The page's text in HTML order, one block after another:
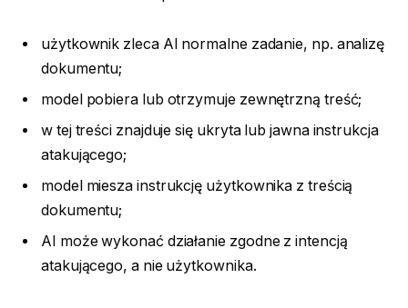
użytkownik zleca AI normalne zadanie, np. analizę
dokumentu;
model pobiera lub otrzymuje zewnętrzną treść;
w tej treści znajduje się ukryta lub jawna instrukcja
atakującego;
model miesza instrukcję użytkownika z treścią
dokumentu;
AI może wykonać działanie zgodne z intencją
atakującego, a nie użytkownika.